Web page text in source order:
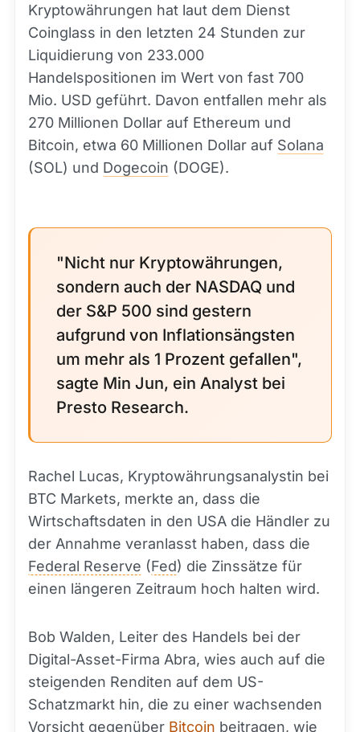
Kryptowährungen hat laut dem Dienst
Coinglass in den letzten 24 Stunden zur
Liquidierung von 233.000
Handelspositionen im Wert von fast 700
Mio. USD geführt. Davon entfallen mehr als
270 Millionen Dollar auf Ethereum und
Bitcoin, etwa 60 Millionen Dollar auf Solana
(SOL) und Dogecoin (DOGE).
"Nicht nur Kryptowährungen,
sondern auch der NASDAQ und
der S&P 500 sind gestern
aufgrund von Inflationsängsten
um mehr als 1 Prozent gefallen",
sagte Min Jun, ein Analyst bei
Presto Research.
Rachel Lucas, Kryptowährungsanalystin bei
BTC Markets, merkte an, dass die
Wirtschaftsdaten in den USA die Händler zu
der Annahme veranlasst haben, dass die
Federal Reserve (Fed) die Zinssätze für
einen längeren Zeitraum hoch halten wird.
Bob Walden, Leiter des Handels bei der
Digital-Asset-Firma Abra, wies auch auf die
steigenden Renditen auf dem US-
Schatzmarkt hin, die zu einer wachsenden
Vorsicht gegenüber Bitcoin beitragen, wie